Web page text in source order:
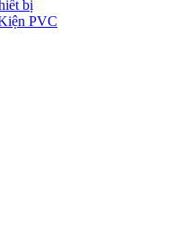
bị
PVC